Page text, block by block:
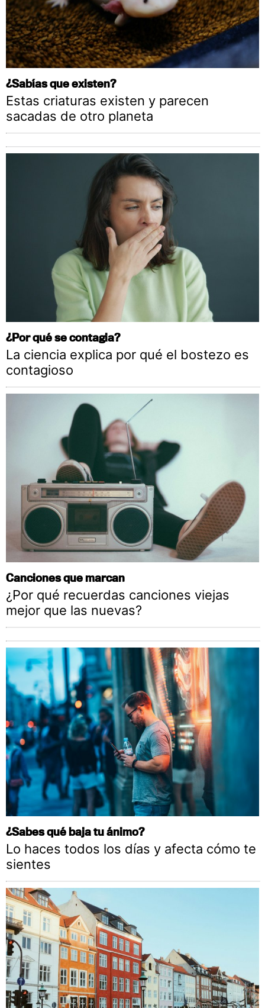
¿Sabías que existen?
Estas criaturas existen y parecen
sacadas de otro planeta
¿Por qué se contagia?
La ciencia explica por qué el bostezo es
contagioso
Canciones que marcan
¿Por qué recuerdas canciones viejas
mejor que las nuevas?
¿Sabes qué baja tu ánimo?
Lo haces todos los días y afecta cómo te
sientes